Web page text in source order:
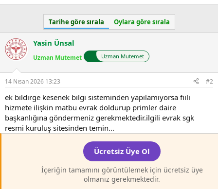
Tarihe göre sırala Oylara göre sırala
Yasin Ünsal
Uzman Mutemet Uzman Mutemet
14 Nisan 2026 13:23 #2
ek bildirge kesenek bilgi sisteminden yapılamıyorsa fiili
hizmete ilişkin matbu evrak doldurup primler daire
başkanlığına göndermeniz gerekmektedir.ilgili evrak sgk
resmi kuruluş sitesinden temin...
Ücretsiz Üye Ol
İçeriğin tamamını görüntülemek için ücretsiz üye
olmanız gerekmektedir.